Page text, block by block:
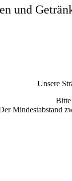
und
Unsere
Bitte
Mindestabstand